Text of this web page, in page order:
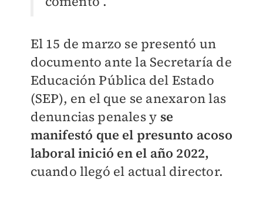
El 15 de marzo se presentó un
documento ante la Secretaría de
Educación Pública del Estado
(SEP), en el que se anexaron las
denuncias penales y se
manifestó que el presunto acoso
laboral inició en el año 2022,
cuando llegó el actual director.